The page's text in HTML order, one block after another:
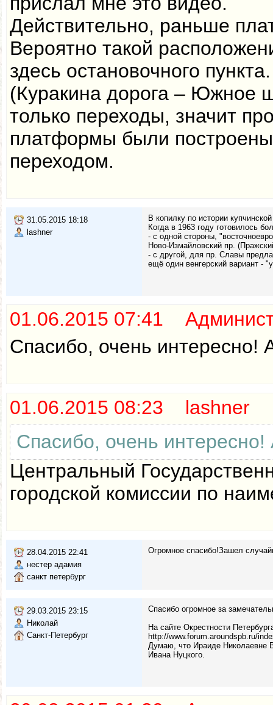
Действительно, раньше
Вероятно такой
здесь остановочного
(Куракина дорога – Южное
только переходы, значит
платформы были
переходом.
31.05.2015 18:18
lashner
В копилку по истории
Когда в 1963 году готовилось
- c одной стороны,
Ново-Измайловский пр.
- с другой, для пр. Славы
ещё один венгерский вариант -
01.06.2015 07:41
Спасибо, очень интересно!
01.06.2015 08:23 lashner
Спасибо, очень
Центральный
городской комиссии по
28.04.2015 22:41
нестер адамия
санкт петербург
Огромное спасибо!Зашел
29.03.2015 23:15
Николай
Санкт-Петербург
Спасибо огромное за
На сайте Окрестности
http://www.forum.aroundspb.ru/
Думаю, что Ираиде Николаевне
Ивана Нуцкого.